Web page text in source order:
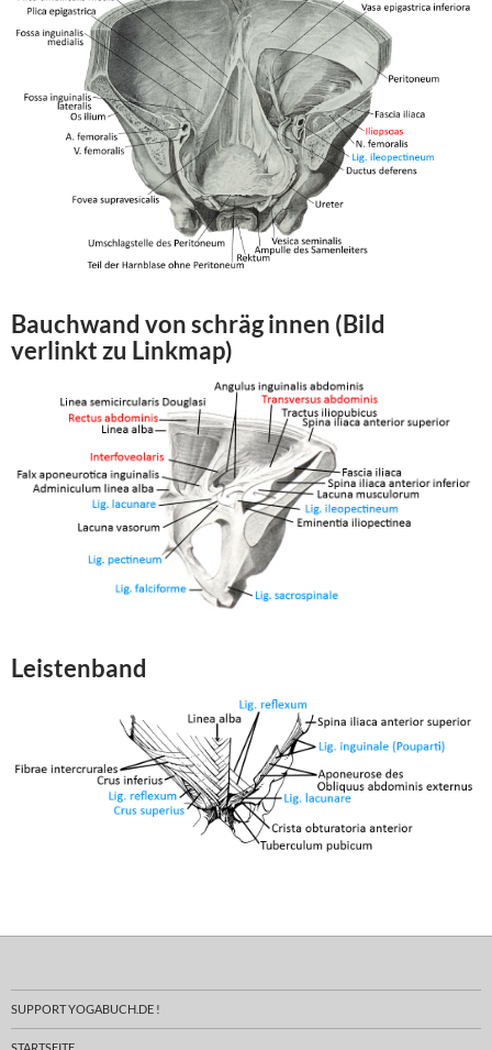
Bauchwand von schräg innen (Bild
verlinkt zu Linkmap)
Leistenband
SUPPORT YOGABUCH.DE !